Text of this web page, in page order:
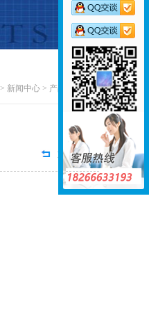
> 新闻中心 > 产品型号清单
返回列表